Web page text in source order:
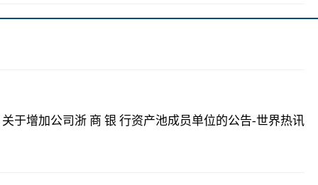
于增加公司浙 商 银 行资产池成员单位的公告-世界热讯